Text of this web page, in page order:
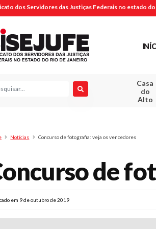
dos Servidores das Justiças Federais no estado
Casa
do
Alto
Notícias Concurso de fotografia: veja os vencedores
de
em 9 de outubro de 2019